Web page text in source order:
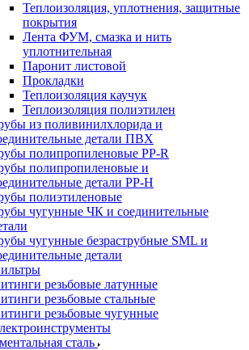
Теплоизоляция, уплотнения, защитные
покрытия
Лента ФУМ, смазка и нить
уплотнительная
Паронит листовой
Прокладки
Теплоизоляция каучук
Теплоизоляция полиэтилен
из поливинилхлорида и
детали ПВХ
полипропиленовые PP-R
полипропиленовые и
детали PP-H
полиэтиленовые
чугунные ЧК и соединительные
чугунные безраструбные SML и
детали
резьбовые латунные
резьбовые стальные
резьбовые чугунные
сталь